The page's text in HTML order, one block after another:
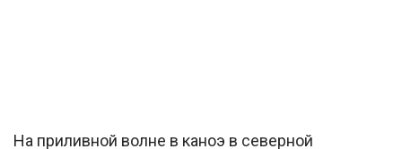
На приливной волне в каноэ в северной